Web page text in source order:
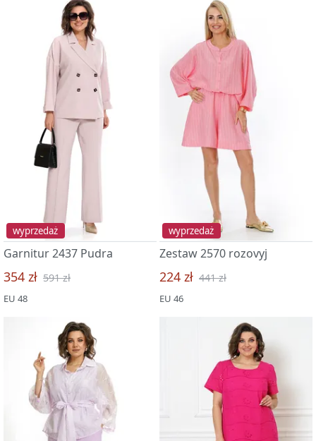
wyprzedaż
Garnitur 2437 Pudra
354 zł 591 zł
EU 48
wyprzedaż
Zestaw 2570 rozovyj
224 zł 441 zł
EU 46